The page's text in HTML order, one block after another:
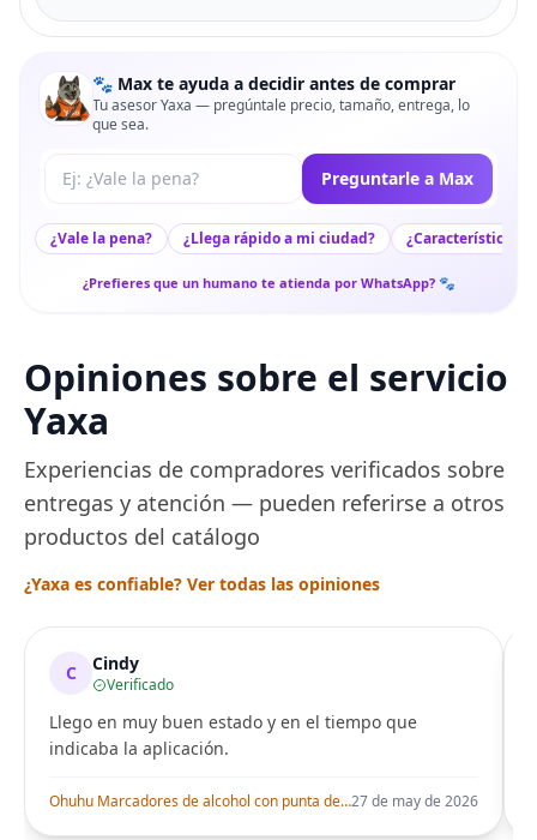
🐾 Max te ayuda a decidir antes de comprar
Tu asesor Yaxa — pregúntale precio, tamaño, entrega, lo
que sea.
Tu pregunta a Max Preguntarle a Max
¿Vale la pena? ¿Llega rápido a mi ciudad? ¿Características
¿Prefieres que un humano te atienda por WhatsApp? 🐾
Opiniones sobre el servicio
Yaxa
Experiencias de compradores verificados sobre
entregas y atención — pueden referirse a otros
productos del catálogo
¿Yaxa es confiable? Ver todas las opiniones
C Cindy
Verificado
Llego en muy buen estado y en el tiempo que
indicaba la aplicación.
Ohuhu Marcadores de alcohol con punta de pincel – Juego de marcadores artísticos de doble punta con certificación AP para artistas adultos27 de may de 2026